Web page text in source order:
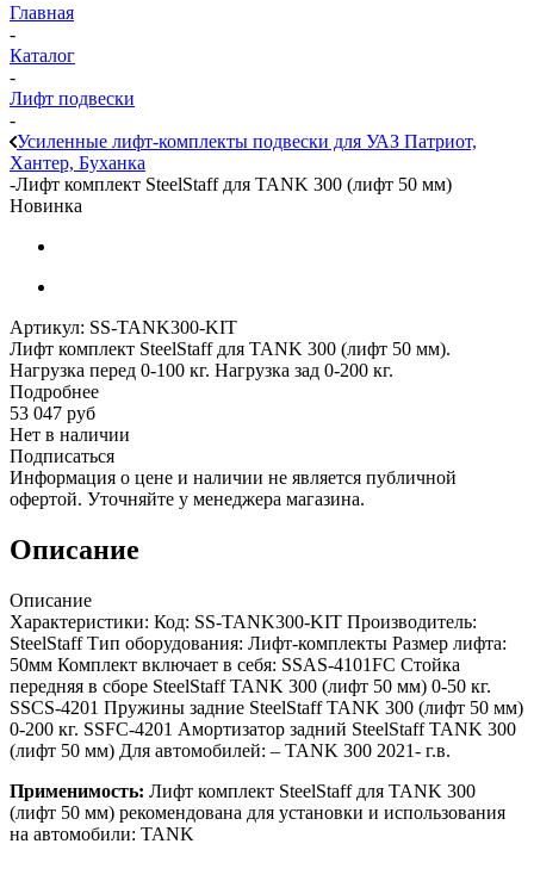
Главная
-
Каталог
-
Лифт подвески
-
Усиленные лифт-комплекты подвески для УАЗ Патриот,
Хантер, Буханка
-Лифт комплект SteelStaff для TANK 300 (лифт 50 мм)
Новинка
Артикул: SS-TANK300-KIT
Лифт комплект SteelStaff для TANK 300 (лифт 50 мм).
Нагрузка перед 0-100 кг. Нагрузка зад 0-200 кг.
Подробнее
53 047 руб
Нет в наличии
Подписаться
Информация о цене и наличии не является публичной
офертой. Уточняйте у менеджера магазина.
Описание
Описание
Характеристики: Код: SS-TANK300-KIT Производитель:
SteelStaff Тип оборудования: Лифт-комплекты Размер лифта:
50мм Комплект включает в себя: SSAS-4101FC Стойка
передняя в сборе SteelStaff TANK 300 (лифт 50 мм) 0-50 кг.
SSCS-4201 Пружины задние SteelStaff TANK 300 (лифт 50 мм)
0-200 кг. SSFC-4201 Амортизатор задний SteelStaff TANK 300
(лифт 50 мм) Для автомобилей: – TANK 300 2021- г.в.
Применимость: Лифт комплект SteelStaff для TANK 300
(лифт 50 мм) рекомендована для установки и использования
на автомобили: TANK